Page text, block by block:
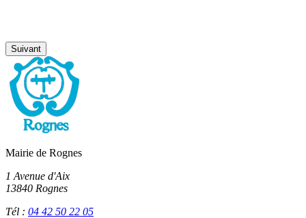
Suivant
Mairie de Rognes
1 Avenue d'Aix
13840 Rognes
Tél : 04 42 50 22 05